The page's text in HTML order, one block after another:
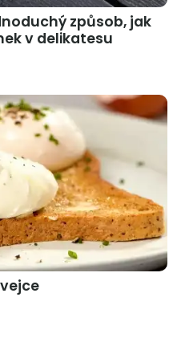
způsob, jak
v delikatesu